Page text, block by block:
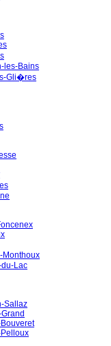
les-Bains
Gli�res
Lac
Sallaz